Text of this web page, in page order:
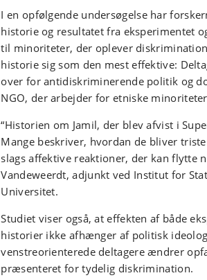
I en opfølgende undersøgelse har
historie og resultatet fra eksperimentet
til minoriteter, der oplever
historie sig som den mest effektive:
over for antidiskriminerende politik og
NGO, der arbejder for etniske
“Historien om Jamil, der blev afvist i
Mange beskriver, hvordan de bliver
slags affektive reaktioner, der kan flytte
Vandeweerdt, adjunkt ved Institut for
Universitet.
Studiet viser også, at effekten af både
historier ikke afhænger af politisk
venstreorienterede deltagere ændrer
præsenteret for tydelig diskrimination.